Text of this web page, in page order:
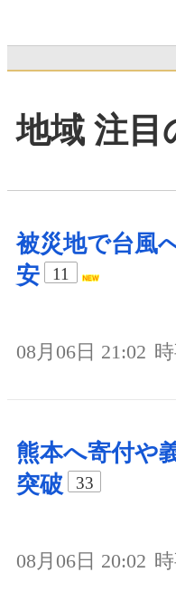
地域 注目
被災地で台風
安
11
08月06日 21:02
熊本へ寄付や
突破
33
08月06日 20:02